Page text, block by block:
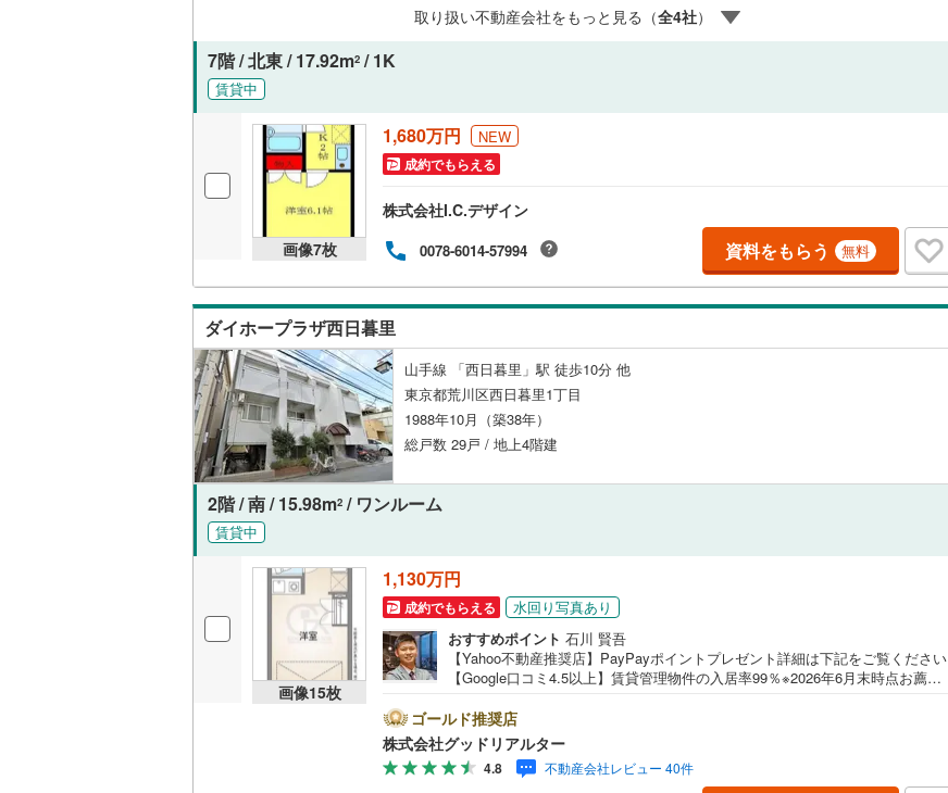
在の賃料等で、空室または所有者居住中等のものについては、周辺の賃料相場
に基づき、満室時を想定して表示しています。
取り扱い不動産会社をもっと見る（全4社）
7階 / 北東 / 17.92m2 / 1K
賃貸中
画像7枚
1,680万円 NEW
成約でもらえる
株式会社I.C.デザイン
0078-6014-57994 資料をもらう 無料
ダイホープラザ西日暮里
山手線 「西日暮里」駅 徒歩10分 他
東京都荒川区西日暮里1丁目
1988年10月（築38年）
総戸数 29戸 / 地上4階建
2階 / 南 / 15.98m2 / ワンルーム
賃貸中
画像15枚
1,130万円
成約でもらえる
水回り写真あり
おすすめポイント 石川 賢吾
【Yahoo不動産推奨店】PayPayポイントプレゼント詳細は下記をご覧ください
【Google口コミ4.5以上】賃貸管理物件の入居率99％※2026年6月末時点お薦め
空室リスクです。利回りがいくら高かろうとも、空室が続いてしまえば、絵に
描いた餅になってしまいます。弊社でご紹介するマンションは、人気エリアの
お薦め物件はもちろんのこと、エリアのニーズに合った人気のお部屋等、賃貸
営業経験スタッフの培ってきた知識と経験を基に物件を選定して、お部屋をご
ゴールド推奨店
株式会社グッドリアルター
4.8 不動産会社レビュー 40件